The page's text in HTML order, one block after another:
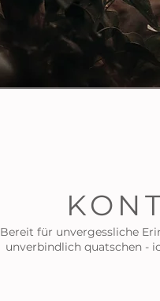
Bereit für unvergessliche
unverbindlich quatschen -